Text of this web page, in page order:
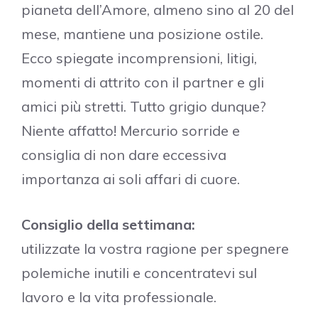
pianeta dell’Amore, almeno sino al 20 del
mese, mantiene una posizione ostile.
Ecco spiegate incomprensioni, litigi,
momenti di attrito con il partner e gli
amici più stretti. Tutto grigio dunque?
Niente affatto! Mercurio sorride e
consiglia di non dare eccessiva
importanza ai soli affari di cuore.
Consiglio della settimana:
utilizzate la vostra ragione per spegnere
polemiche inutili e concentratevi sul
lavoro e la vita professionale.